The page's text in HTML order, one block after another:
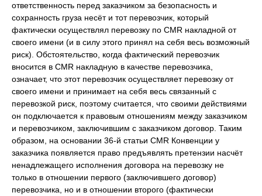
ответственность перед заказчиком за безопасность и
сохранность груза несёт и тот перевозчик, который
фактически осуществлял перевозку по CMR накладной от
своего имени (и в силу этого принял на себя весь возможный
риск). Обстоятельство, когда фактический перевозчик
вносится в CMR накладную в качестве перевозчика,
означает, что этот перевозчик осуществляет перевозку от
своего имени и принимает на себя весь связанный с
перевозкой риск, поэтому считается, что своими действиями
он подключается к правовым отношениям между заказчиком
и перевозчиком, заключившим с заказчиком договор. Таким
образом, на основании 36-й статьи CMR Конвенции у
заказчика появляется право предъявлять претензии насчёт
ненадлежащего исполнения договора на перевозку не
только в отношении первого (заключившего договор)
перевозчика, но и в отношении второго (фактически